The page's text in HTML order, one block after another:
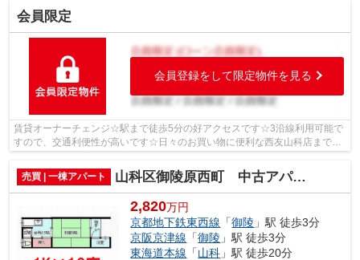
会員限定
会員登録をして限定物件を見る
賃貸オーナーチェンジ☆駅まで徒歩5分の好アクセスです☆3沿線利用可能で
すので、交通利便性が高いです☆日々のお買い物に便利な西友山科店まで
61mです☆住み心地も充実した、きれいな中古...
売買 | 一棟アパート
山科区御陵原西町 中古アパート一棟（賃貸オーナーチェンジ）
2,820万円
京都地下鉄東西線 「御陵 」駅 徒歩3分
京阪京津線 「御陵 」駅 徒歩3分
東海道本線 「山科 」駅 徒歩20分